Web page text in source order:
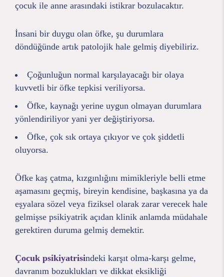
çocuk ile anne arasındaki istikrar bozulacaktır.
İnsani bir duygu olan öfke, şu durumlara
döndüğünde artık patolojik hale gelmiş diyebiliriz.
Çoğunluğun normal karşılayacağı bir olaya
kuvvetli bir öfke tepkisi veriliyorsa.
Öfke, kaynağı yerine uygun olmayan durumlara
yönlendiriliyor yani yer değiştiriyorsa.
Öfke, çok sık ortaya çıkıyor ve çok şiddetli
oluyorsa.
Öfke kaş çatma, kızgınlığını mimikleriyle belli etme
aşamasını geçmiş, bireyin kendisine, başkasına ya da
eşyalara sözel veya fiziksel olarak zarar verecek hale
gelmişse psikiyatrik açıdan klinik anlamda müdahale
gerektiren duruma gelmiş demektir.
Çocuk psikiyatrisindeki karşıt olma-karşı gelme,
davranım bozuklukları ve dikkat eksikliği